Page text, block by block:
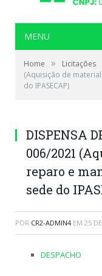
MENU
Home » Licitações
(Aquisição de
do IPASECAP)
DISPENSA
006/2021
reparo e
sede do
POR CR2-ADMIN4 EM 25
DESPACHO